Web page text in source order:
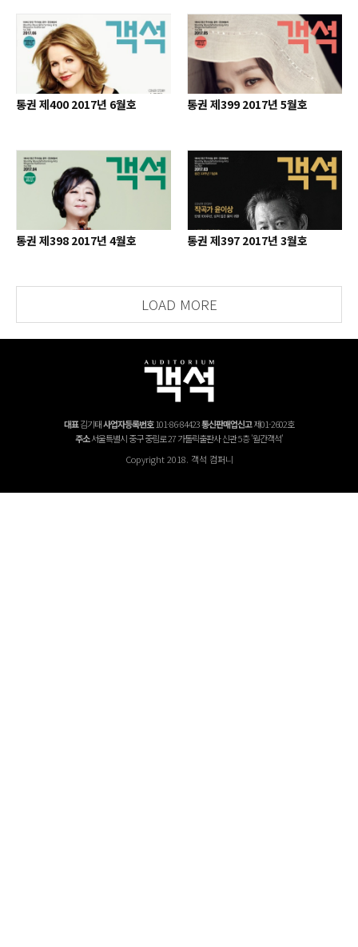
통권 제400 2017년 6월호 통권 제399 2017년 5월호
통권 제398 2017년 4월호 통권 제397 2017년 3월호
LOAD MORE
대표김기태사업자등록번호101-86-84423통신판매업신고제01-2602호
주소서울특별시 중구 중림로 27 가톨릭출판사 신관 5층 '월간객석'
Copyright 2018. 객석 컴퍼니